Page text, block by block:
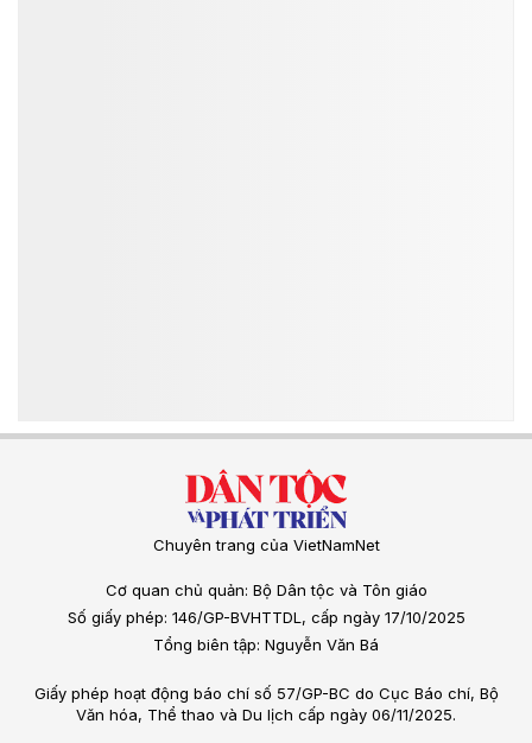
Chuyên trang của VietNamNet
Cơ quan chủ quản: Bộ Dân tộc và Tôn giáo
Số giấy phép: 146/GP-BVHTTDL, cấp ngày 17/10/2025
Tổng biên tập: Nguyễn Văn Bá
Giấy phép hoạt động báo chí số 57/GP-BC do Cục Báo chí, Bộ
Văn hóa, Thể thao và Du lịch cấp ngày 06/11/2025.